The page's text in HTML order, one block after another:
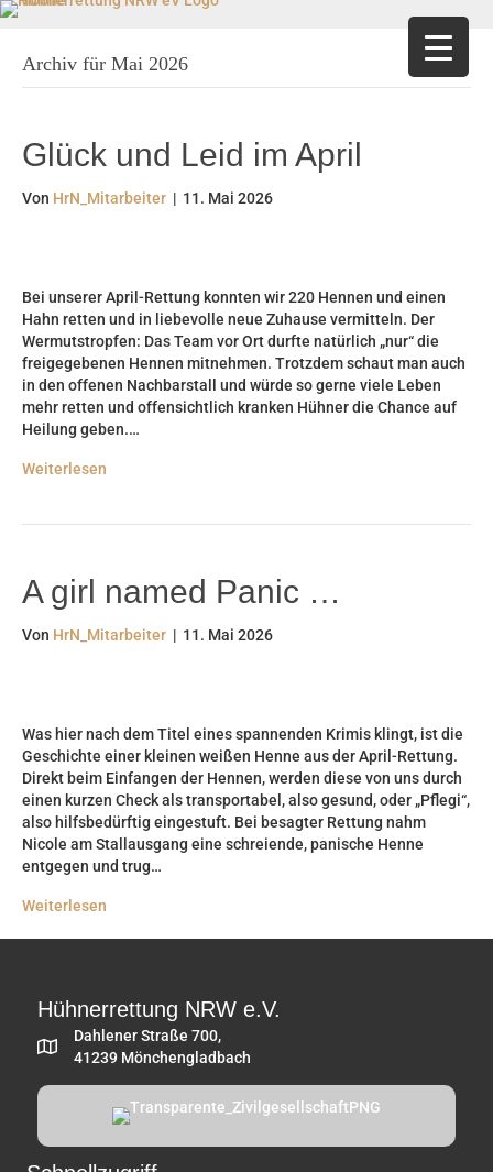
Archiv für Mai 2026
Glück und Leid im April
Von HrN_Mitarbeiter | 11. Mai 2026
Bei unserer April-Rettung konnten wir 220 Hennen und einen
Hahn retten und in liebevolle neue Zuhause vermitteln. Der
Wermutstropfen: Das Team vor Ort durfte natürlich „nur“ die
freigegebenen Hennen mitnehmen. Trotzdem schaut man auch
in den offenen Nachbarstall und würde so gerne viele Leben
mehr retten und offensichtlich kranken Hühner die Chance auf
Heilung geben.…
Weiterlesen
A girl named Panic …
Von HrN_Mitarbeiter | 11. Mai 2026
Was hier nach dem Titel eines spannenden Krimis klingt, ist die
Geschichte einer kleinen weißen Henne aus der April-Rettung.
Direkt beim Einfangen der Hennen, werden diese von uns durch
einen kurzen Check als transportabel, also gesund, oder „Pflegi“,
also hilfsbedürftig eingestuft. Bei besagter Rettung nahm
Nicole am Stallausgang eine schreiende, panische Henne
entgegen und trug…
Weiterlesen
Hühnerrettung NRW e.V.
Dahlener Straße 700,
41239 Mönchengladbach